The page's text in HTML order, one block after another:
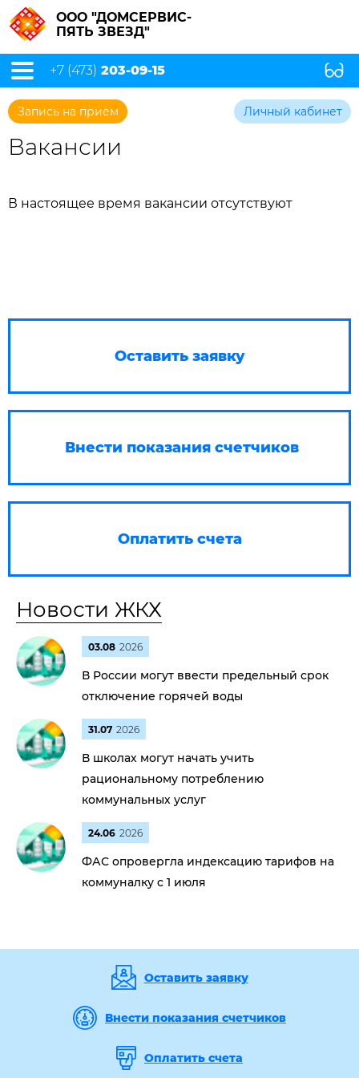
ООО "ДОМСЕРВИС-
ПЯТЬ ЗВЕЗД"
+7 (473) 203-09-15
Запись на прием Личный кабинет
Вакансии
В настоящее время вакансии отсутствуют
Оставить заявку
Внести показания счетчиков
Оплатить счета
Новости ЖКХ
03.08 2026
В России могут ввести предельный срок
отключение горячей воды
31.07 2026
В школах могут начать учить
рациональному потреблению
коммунальных услуг
24.06 2026
ФАС опровергла индексацию тарифов на
коммуналку с 1 июля
Оставить заявку
Внести показания счетчиков
Оплатить счета